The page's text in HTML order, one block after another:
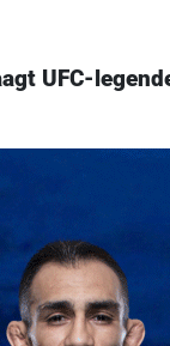
UFC-